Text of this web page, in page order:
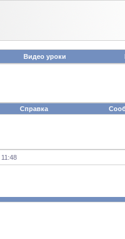
Видео уроки
Справка
11:48